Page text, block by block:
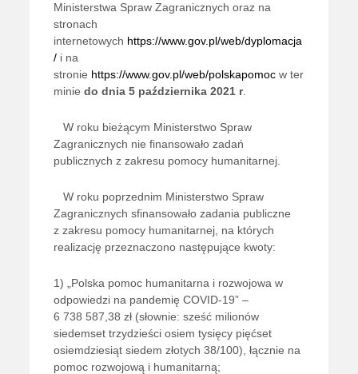
Ministerstwa Spraw Zagranicznych oraz na
stronach
internetowych https://www.gov.pl/web/dyplomacja
/ i na
stronie https://www.gov.pl/web/polskapomoc w ter
miniedo dnia 5 października 2021 r.
W roku bieżącym Ministerstwo Spraw
Zagranicznych nie finansowało zadań
publicznych z zakresu pomocy humanitarnej.
W roku poprzednim Ministerstwo Spraw
Zagranicznych sfinansowało zadania publiczne
z zakresu pomocy humanitarnej, na których
realizację przeznaczono następujące kwoty:
1) „Polska pomoc humanitarna i rozwojowa w
odpowiedzi na pandemię COVID-19” –
6 738 587,38 zł (słownie: sześć milionów
siedemset trzydzieści osiem tysięcy pięćset
osiemdziesiąt siedem złotych 38/100), łącznie na
pomoc rozwojową i humanitarną;